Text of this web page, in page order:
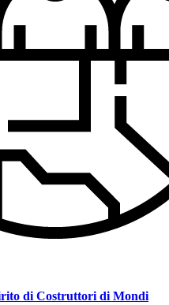
di Costruttori di Mondi